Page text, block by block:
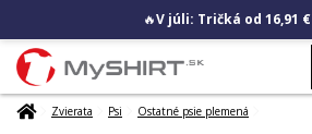
🔥V júli: Tričká od 16,91 €
Zvierata Psi Ostatné psie plemená